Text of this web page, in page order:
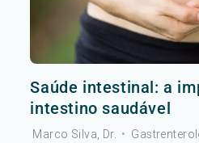
Saúde intestinal: a
intestino saudável
Marco Silva, Dr. •